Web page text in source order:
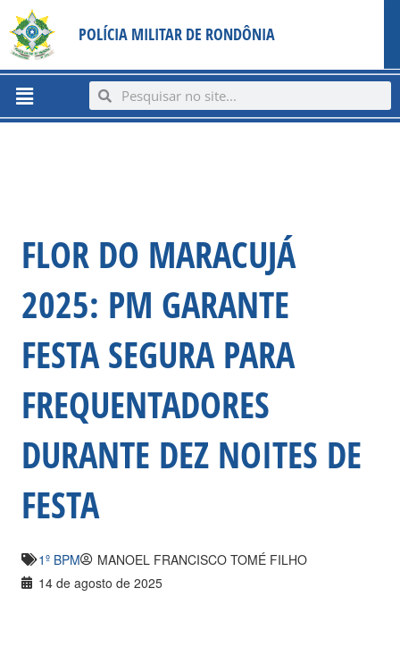
content
para
conteúdo
POLÍCIA MILITAR DE RONDÔNIA
Menu SearchSearch
FLOR DO MARACUJÁ
2025: PM GARANTE
FESTA SEGURA PARA
FREQUENTADORES
DURANTE DEZ NOITES DE
FESTA
1º BPM
MANOEL FRANCISCO TOMÉ FILHO
14 de agosto de 2025